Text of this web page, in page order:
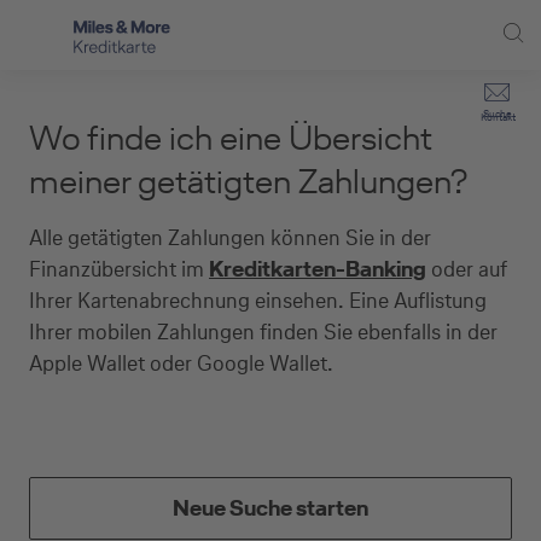
Direkt zur Suche (Enter drücken)
Kontakt
Suche
Service
Schritt für Schritt zur neuen Karte
Kreditkarte empfehlen
Kreditkarten-Banking
Wo finde ich eine Übersicht
meiner getätigten Zahlungen?
Alle getätigten Zahlungen können Sie in der
Finanzübersicht im Kreditkarten-Banking oder auf
Ihrer Kartenabrechnung einsehen. Eine Auflistung
Ihrer mobilen Zahlungen finden Sie ebenfalls in der
Apple Wallet oder Google Wallet.
Neue Suche starten